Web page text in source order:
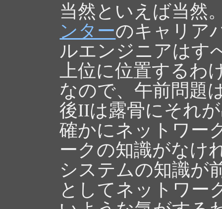
当然といえば当然
ンターのキャリア
ルエンジニアはす
上位に位置するわ
なので、午前問題
後IIは露骨にそれ
確かにネットワー
ークの知識がなけ
システムの知識が
としてネットワー